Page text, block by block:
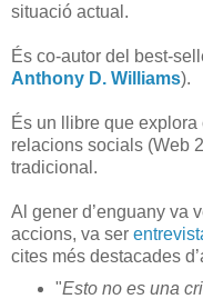
situació actual.
És co-autor del best-
Anthony D. Williams).
És un llibre que
relacions socials (Web
tradicional.
Al gener d’enguany va
accions, va ser
cites més destacades
"Esto no es una